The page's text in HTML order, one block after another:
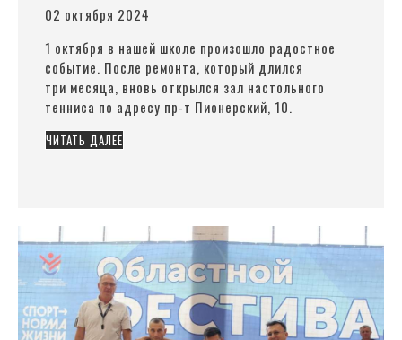
02 октября 2024
1 октября в нашей школе произошло радостное
событие. После ремонта, который длился
три месяца, вновь открылся зал настольного
тенниса по адресу пр-т Пионерский, 10.
ЧИТАТЬ ДАЛЕЕ